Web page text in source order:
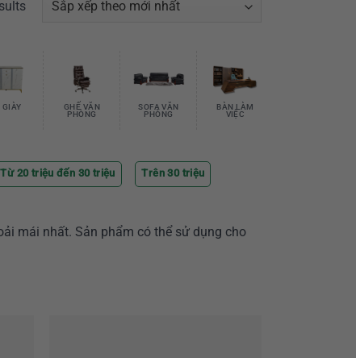
GIÀY
GHẾ VĂN
PHÒNG
SOFA VĂN
PHÒNG
BÀN LÀM
VIỆC
Từ 20 triệu đến 30 triệu Trên 30 triệu
mái nhất. Sản phẩm có thể sử dụng cho